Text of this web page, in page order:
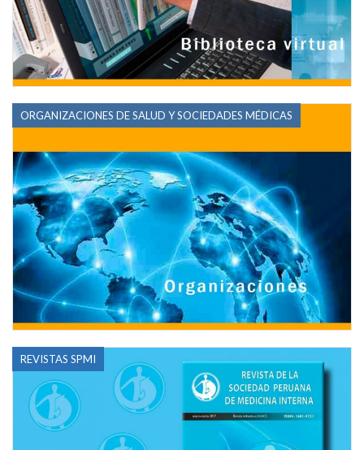
ORGANIZACIONES DE SALUD Y SOCIEDADES MÉDICAS
REVISTAS SPMI